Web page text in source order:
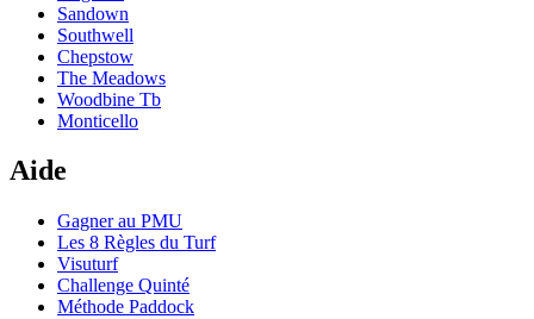
Sandown
Southwell
Chepstow
The Meadows
Woodbine Tb
Monticello
Aide
Gagner au PMU
Les 8 Règles du Turf
Visuturf
Challenge Quinté
Méthode Paddock